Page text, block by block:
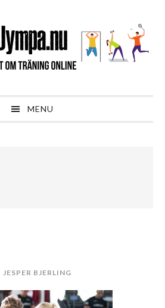
MENU
JESPER BJERLING